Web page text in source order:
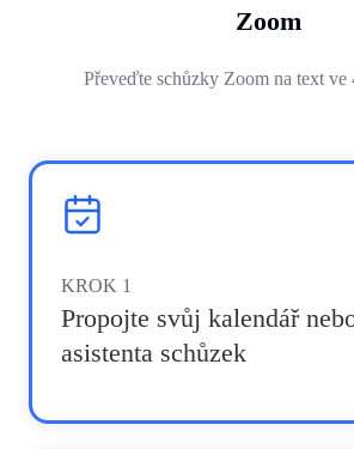
Zoom
Převeďte schůzky Zoom na text ve
KROK 1
Propojte svůj kalendář
asistenta schůzek